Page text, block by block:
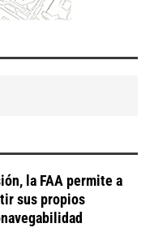
la FAA permite a
sus propios